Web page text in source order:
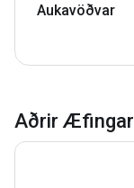
Aukavöðvar
Aðrir Æfingar